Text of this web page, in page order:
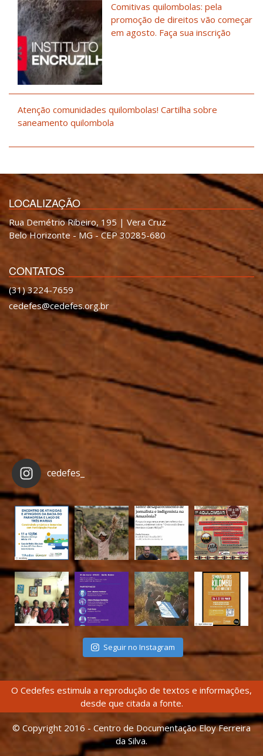
Comitivas quilombolas: pela
promoção de direitos vão começar
em agosto. Faça sua inscrição
Atenção comunidades quilombolas! Cartilha sobre
saneamento quilombola
LOCALIZAÇÃO
Rua Demétrio Ribeiro, 195 | Vera Cruz
Belo Horizonte - MG - CEP 30285-680
CONTATOS
(31) 3224-7659
cedefes@cedefes.org.br
cedefes_
Seguir no Instagram
O Cedefes estimula a reprodução de textos e informações,
desde que citada a fonte.
© Copyright 2016 - Centro de Documentação Eloy Ferreira
da Silva.